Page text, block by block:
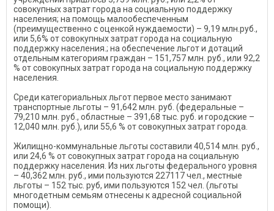
совокупных затрат города на социальную поддержку
населения; на помощь малообеспеченным
(преимущественно с оценкой нуждаемости) – 9,19 млн.руб.,
или 5,6% от совокупных затрат города на социальную
поддержку населения.; на обеспечение льгот и дотаций
отдельным категориям граждан – 151,757 млн. руб., или 92,2
% от совокупных затрат города на социальную поддержку
населения.
Среди категориальных льгот первое место занимают
транспортные льготы – 91,642 млн. руб. (федеральные –
79,210 млн. руб., областные – 391,68 тыс. руб. и городские –
12,040 млн. руб.), или 55,6 % от совокупных затрат города.
Жилищно-коммунальные льготы составили 40,514 млн. руб.,
или 24,6 % от совокупных затрат города на социальную
поддержку населения. Из них льготы федерального уровня
– 40,362 млн. руб., ими пользуются 227117 чел., местные
льготы – 152 тыс. руб, ими пользуются 152 чел. (льготы
многодетным семьям отнесены к адресной социальной
помощи).